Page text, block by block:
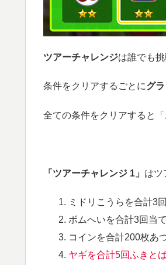
ツアーチャレンジは誰でも挑
条件をクリアするごとにグ
全ての条件をクリアすると
「ツアーチャレンジ 1」 はツ
ミドリこうらを合計3
ボムへいを合計3回当
コインを合計200枚あ
ヤギを合計5回ふきと